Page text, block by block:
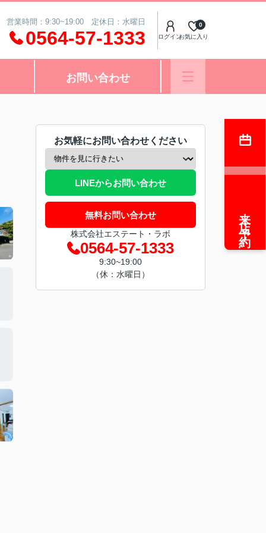
営業時間：9:30~19:00 定休日：水曜日
0564-57-1333 ログインお気に入り
0
お問い合わせ
お気軽にお問い合わせください
LINEからお問い合わせ
無料お問い合わせ
株式会社エステート・ラボ
0564-57-1333
9:30~19:00
（休：水曜日）
来店予約